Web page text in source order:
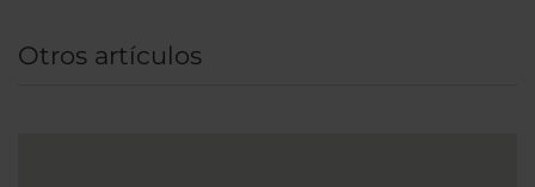
Vendôme o el Sagrado Corazón se encuentran
Otros artículos